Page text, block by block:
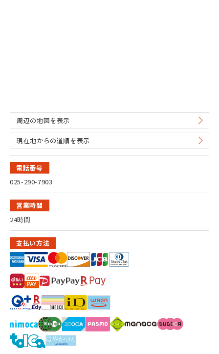
周辺の地図を表示
現在地からの道順を表示
電話番号
025-290-7903
営業時間
24時間
支払い方法